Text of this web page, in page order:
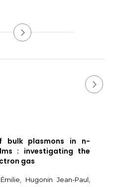
bulk plasmons in n-
: investigating the
gas
Hugonin Jean-Paul,